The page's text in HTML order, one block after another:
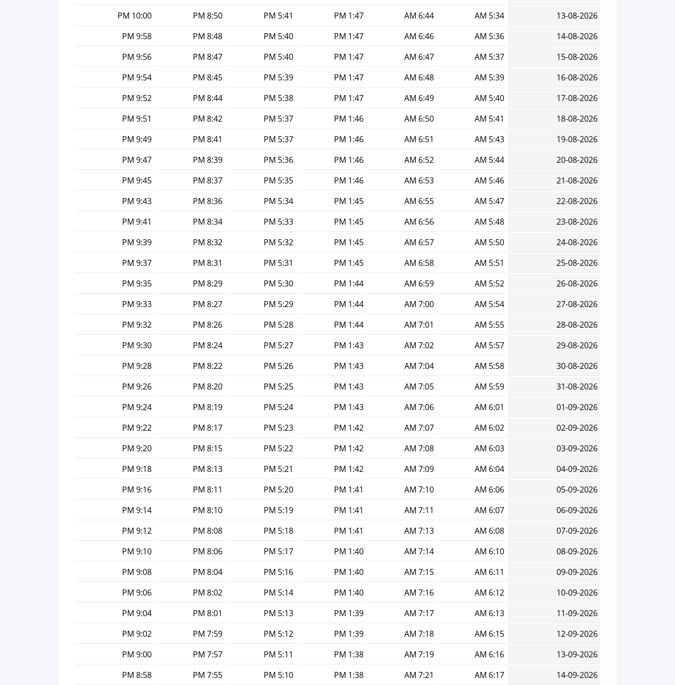
13-08-2026
5:34 AM
6:44 AM
1:47 PM
5:41 PM
8:50 PM
10:00 PM
14-08-2026
5:36 AM
6:46 AM
1:47 PM
5:40 PM
8:48 PM
9:58 PM
15-08-2026
5:37 AM
6:47 AM
1:47 PM
5:40 PM
8:47 PM
9:56 PM
16-08-2026
5:39 AM
6:48 AM
1:47 PM
5:39 PM
8:45 PM
9:54 PM
17-08-2026
5:40 AM
6:49 AM
1:47 PM
5:38 PM
8:44 PM
9:52 PM
18-08-2026
5:41 AM
6:50 AM
1:46 PM
5:37 PM
8:42 PM
9:51 PM
19-08-2026
5:43 AM
6:51 AM
1:46 PM
5:37 PM
8:41 PM
9:49 PM
20-08-2026
5:44 AM
6:52 AM
1:46 PM
5:36 PM
8:39 PM
9:47 PM
21-08-2026
5:46 AM
6:53 AM
1:46 PM
5:35 PM
8:37 PM
9:45 PM
22-08-2026
5:47 AM
6:55 AM
1:45 PM
5:34 PM
8:36 PM
9:43 PM
23-08-2026
5:48 AM
6:56 AM
1:45 PM
5:33 PM
8:34 PM
9:41 PM
24-08-2026
5:50 AM
6:57 AM
1:45 PM
5:32 PM
8:32 PM
9:39 PM
25-08-2026
5:51 AM
6:58 AM
1:45 PM
5:31 PM
8:31 PM
9:37 PM
26-08-2026
5:52 AM
6:59 AM
1:44 PM
5:30 PM
8:29 PM
9:35 PM
27-08-2026
5:54 AM
7:00 AM
1:44 PM
5:29 PM
8:27 PM
9:33 PM
28-08-2026
5:55 AM
7:01 AM
1:44 PM
5:28 PM
8:26 PM
9:32 PM
29-08-2026
5:57 AM
7:02 AM
1:43 PM
5:27 PM
8:24 PM
9:30 PM
30-08-2026
5:58 AM
7:04 AM
1:43 PM
5:26 PM
8:22 PM
9:28 PM
31-08-2026
5:59 AM
7:05 AM
1:43 PM
5:25 PM
8:20 PM
9:26 PM
01-09-2026
6:01 AM
7:06 AM
1:43 PM
5:24 PM
8:19 PM
9:24 PM
02-09-2026
6:02 AM
7:07 AM
1:42 PM
5:23 PM
8:17 PM
9:22 PM
03-09-2026
6:03 AM
7:08 AM
1:42 PM
5:22 PM
8:15 PM
9:20 PM
04-09-2026
6:04 AM
7:09 AM
1:42 PM
5:21 PM
8:13 PM
9:18 PM
05-09-2026
6:06 AM
7:10 AM
1:41 PM
5:20 PM
8:11 PM
9:16 PM
06-09-2026
6:07 AM
7:11 AM
1:41 PM
5:19 PM
8:10 PM
9:14 PM
07-09-2026
6:08 AM
7:13 AM
1:41 PM
5:18 PM
8:08 PM
9:12 PM
08-09-2026
6:10 AM
7:14 AM
1:40 PM
5:17 PM
8:06 PM
9:10 PM
09-09-2026
6:11 AM
7:15 AM
1:40 PM
5:16 PM
8:04 PM
9:08 PM
10-09-2026
6:12 AM
7:16 AM
1:40 PM
5:14 PM
8:02 PM
9:06 PM
11-09-2026
6:13 AM
7:17 AM
1:39 PM
5:13 PM
8:01 PM
9:04 PM
12-09-2026
6:15 AM
7:18 AM
1:39 PM
5:12 PM
7:59 PM
9:02 PM
13-09-2026
6:16 AM
7:19 AM
1:38 PM
5:11 PM
7:57 PM
9:00 PM
14-09-2026
6:17 AM
7:21 AM
1:38 PM
5:10 PM
7:55 PM
8:58 PM